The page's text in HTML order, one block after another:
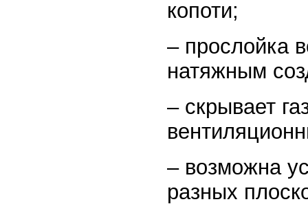
копоти;
– прослойка
натяжным
– скрывает
– возможна
разных